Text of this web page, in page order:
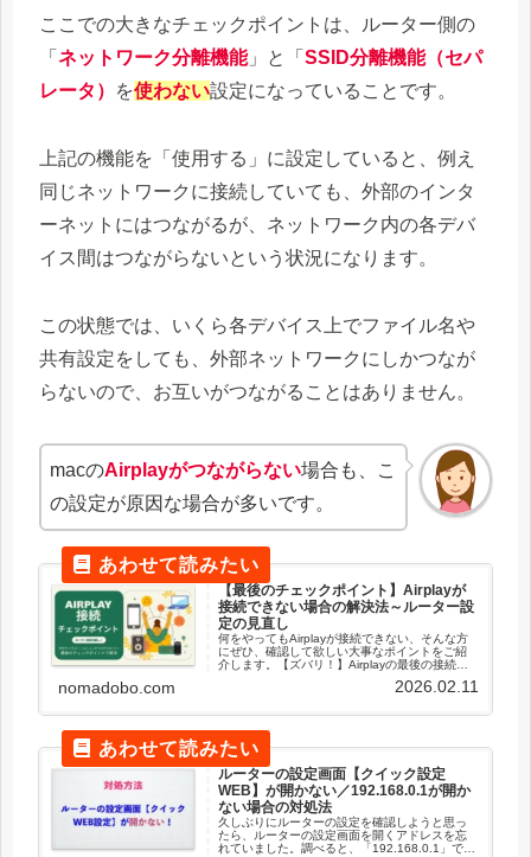
ここでの大きなチェックポイントは、ルーター側の
「 ネットワーク分離機能」と「 SSID分離機能（セパ
レータ）
を使わない設定になっていることです。
上記の機能を「使用する」に設定していると、例え
同じネットワークに接続していても、外部のインタ
ーネットにはつながるが、ネットワーク内の各デバ
イス間はつながらないという状況になります。
この状態では、いくら各デバイス上でファイル名や
共有設定をしても、外部ネットワークにしかつなが
らないので、お互いがつながることはありません。
macのAirplayがつながらない場合も、こ
の設定が原因な場合が多いです。
【最後のチェックポイント】Airplayが
接続できない場合の解決法～ルーター設
定の見直し
何をやってもAirplayが接続できない、そんな方
にぜひ、確認して欲しい大事なポイントをご紹
介します。【ズバリ！】Airplayの最後の接続チ
さまざまなサイトやAIが既にたくさんの回答や
nomadobo.com 2026.02.11
ルーターの設定画面【クイック設定
WEB】が開かない／192.168.0.1が開か
ない場合の対処法
久しぶりにルーターの設定を確認しようと思っ
たら、ルーターの設定画面を開くアドレスを忘
れていました。調べると、「192.168.0.1」で良